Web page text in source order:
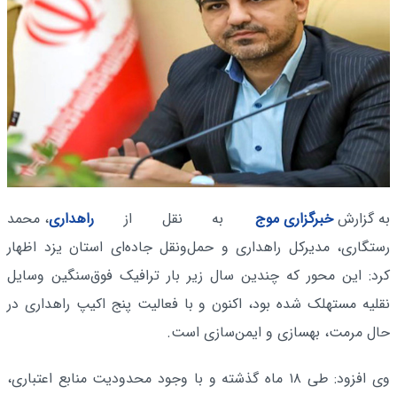
به گزارشخبرگزاری موج به نقل از راهداری، محمد
رستگاری، مدیرکل راهداری و حمل‌ونقل جاده‌ای استان یزد اظهار
کرد: این محور که چندین سال زیر بار ترافیک فوق‌سنگین وسایل
نقلیه مستهلک شده بود، اکنون و با فعالیت پنج اکیپ راهداری در
حال مرمت، بهسازی و ایمن‌سازی است.
وی افزود: طی ۱۸ ماه گذشته و با وجود محدودیت منابع اعتباری،